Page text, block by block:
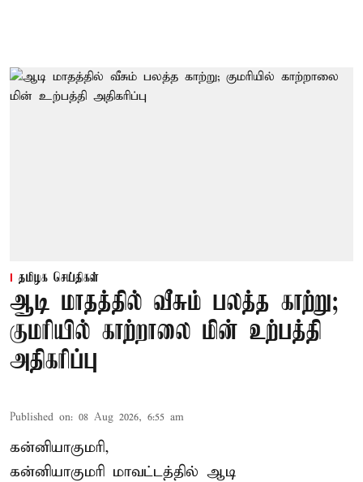
தமிழக செய்திகள்
ஆடி மாதத்தில் வீசும் பலத்த காற்று;
குமரியில் காற்றாலை மின் உற்பத்தி
அதிகரிப்பு
Published on: 08 Aug 2026, 6:55 am
கன்னியாகுமரி,
கன்னியாகுமரி மாவட்டத்தில் ஆடி